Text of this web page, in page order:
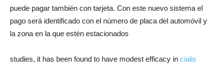
puede pagar también con tarjeta. Con este nuevo sistema el
pago será identificado con el número de placa del automóvil y
la zona en la que estén estacionados
studies, it has been found to have modest efficacy in cialis